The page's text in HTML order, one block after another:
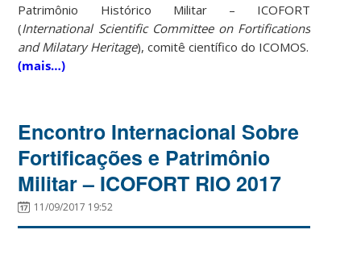
Patrimônio Histórico Militar – ICOFORT
(International Scientific Committee on Fortifications
and Milatary Heritage), comitê científico do ICOMOS.
(mais…)
Encontro Internacional Sobre
Fortificações e Patrimônio
Militar – ICOFORT RIO 2017
11/09/2017 19:52